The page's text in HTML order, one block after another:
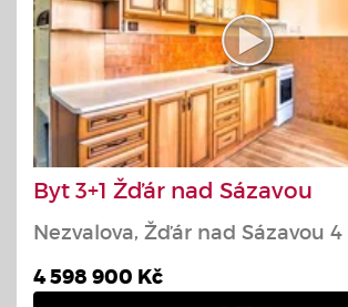
Byt 3+1 Žďár nad Sázavou
Nezvalova, Žďár nad Sázavou 4 |
4 598 900 Kč